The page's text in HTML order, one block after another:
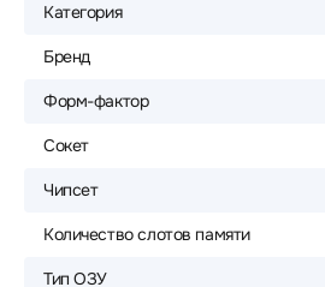
Категория
Бренд
Форм-фактор
Сокет
Чипсет
Количество слотов памяти
Тип ОЗУ